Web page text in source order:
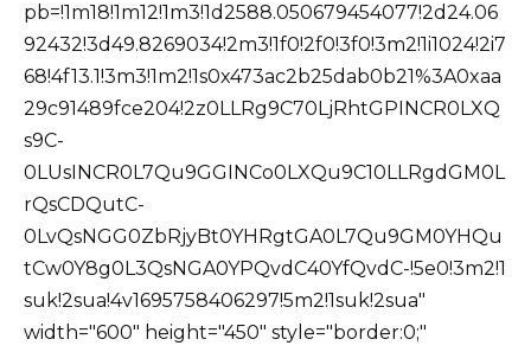
pb=!1m18!1m12!1m3!1d2588.050679454077!2d24.06
92432!3d49.8269034!2m3!1f0!2f0!3f0!3m2!1i1024!2i7
68!4f13.1!3m3!1m2!1s0x473ac2b25dab0b21%3A0xaa
29c91489fce204!2z0LLRg9C70LjRhtGPINCR0LXQ
s9C-
0LUsINCR0L7Qu9GGINCo0LXQu9C10LLRgdGM0L
rQsCDQutC-
0LvQsNGG0ZbRjyBt0YHRgtGA0L7Qu9GM0YHQu
tCw0Y8g0L3QsNGA0YPQvdC40YfQvdC-!5e0!3m2!1
suk!2sua!4v1695758406297!5m2!1suk!2sua"
width="600" height="450" style="border:0;"